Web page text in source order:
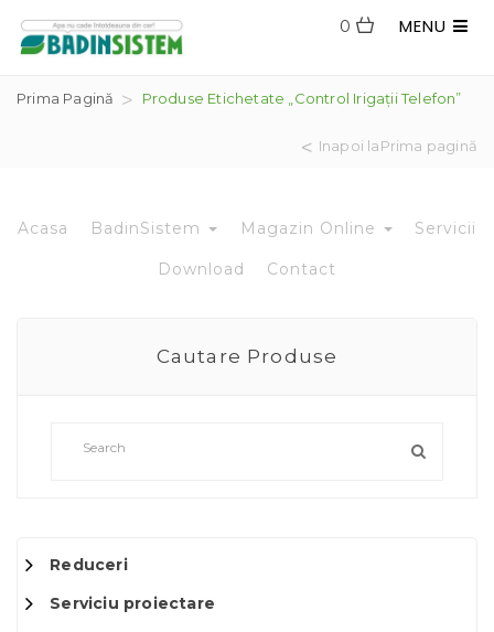
MENU
0
Prima Pagină Produse Etichetate „control Irigații Telefon”
Inapoi laPrima pagină
Acasa BadinSistem Magazin Online Servicii
Download Contact
Cautare Produse
Reduceri
Serviciu proiectare